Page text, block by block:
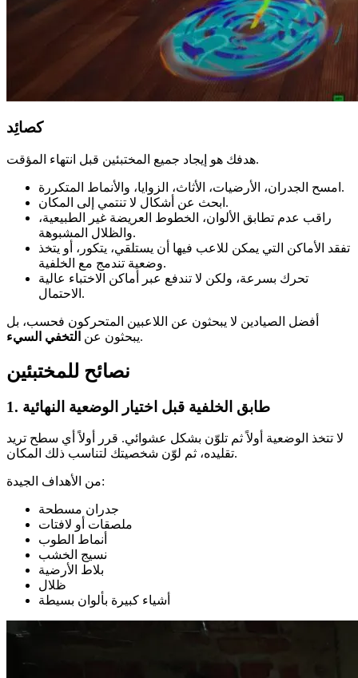
كصائِد
هدفك هو إيجاد جميع المختبئين قبل انتهاء المؤقت.
امسح الجدران، الأرضيات، الأثاث، الزوايا، والأنماط المتكررة.
ابحث عن أشكال لا تنتمي إلى المكان.
راقب عدم تطابق الألوان، الخطوط العريضة غير الطبيعية،
والظلال المشبوهة.
تفقد الأماكن التي يمكن للاعب فيها أن يستلقي، يتكور، أو يتخذ
وضعية تندمج مع الخلفية.
تحرك بسرعة، ولكن لا تندفع عبر أماكن الاختباء عالية
الاحتمال.
أفضل الصيادين لا يبحثون عن اللاعبين المتحركون فحسب، بل
يبحثون عن التخفي السيء .
نصائح للمختبئين
1. طابق الخلفية قبل اختيار الوضعية النهائية
لا تتخذ الوضعية أولاً ثم تلوّن بشكل عشوائي. قرر أولاً أي سطح تريد
تقليده، ثم لوّن شخصيتك لتناسب ذلك المكان.
من الأهداف الجيدة:
جدران مسطحة
ملصقات أو لافتات
أنماط الطوب
نسيج الخشب
بلاط الأرضية
ظلال
أشياء كبيرة بألوان بسيطة